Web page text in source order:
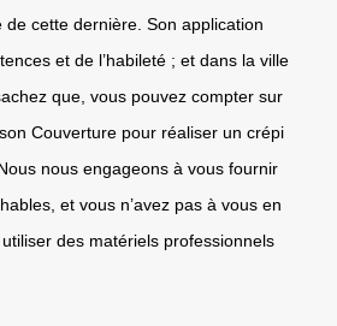
de cette dernière. Son application
et de l’habileté ; et dans la ville
que, vous pouvez compter sur
Couverture pour réaliser un crépi
nous engageons à vous fournir
et vous n’avez pas à vous en
des matériels professionnels